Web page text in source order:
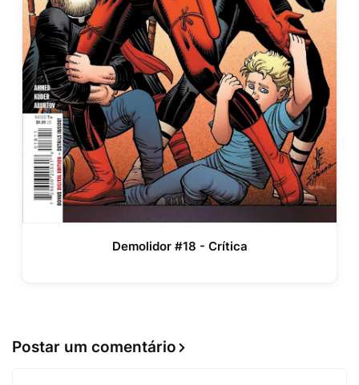
Demolidor #18 - Crítica
Postar um comentário